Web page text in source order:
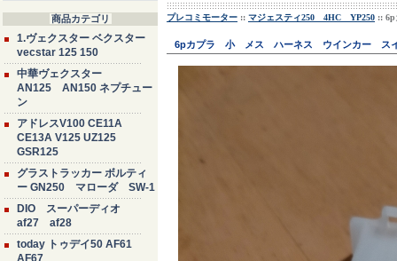
商品カテゴリ
1.ヴェクスター ベクスター
vecstar 125 150
中華ヴェクスター
AN125 AN150 ネプチュー
ン
アドレスV100 CE11A
CE13A V125 UZ125
GSR125
グラストラッカー ボルティ
ー GN250 マローダ SW-1
DIO スーパーディオ
af27 af28
today トゥデイ50 AF61
AF67
プレコミモーター :: マジェスティ250 4HC YP250 ::
6pカプラ 小 メス ハーネス ウインカー ス